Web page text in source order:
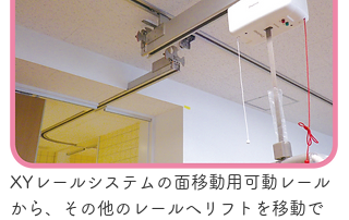
XYレールシステムの面移動用可動レール
から、その他のレールへリフトを移動で